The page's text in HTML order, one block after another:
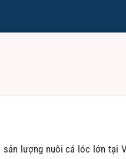
sản lượng nuôi cá lóc lớn tại